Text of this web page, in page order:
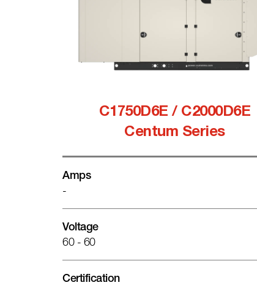
C1750D6E / C2000D6E
Centum Series
Amps
-
Voltage
60 - 60
Certification